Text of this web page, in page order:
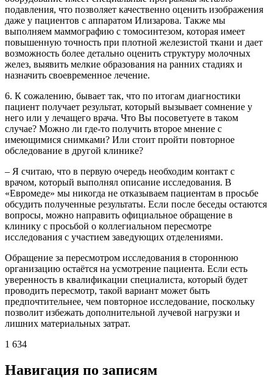
подавления, что позволяет качественно оценить изображения
даже у пациентов с аппаратом Илизарова. Также мы
выполняем маммографию с томосинтезом, которая имеет
повышенную точность при плотной железистой ткани и дает
возможность более детально оценить структуру молочных
желез, выявить мелкие образования на ранних стадиях и
назначить своевременное лечение.
6. К сожалению, бывает так, что по итогам диагностики
пациент получает результат, который вызывает сомнение у
него или у лечащего врача. Что Вы посоветуете в таком
случае? Можно ли где-то получить второе мнение с
имеющимися снимками? Или стоит пройти повторное
обследование в другой клинике?
– Я считаю, что в первую очередь необходим контакт с
врачом, который выполнял описание исследования. В
«Евромеде» мы никогда не отказываем пациентам в просьбе
обсудить полученные результаты. Если после беседы остаются
вопросы, можно направить официальное обращение в
клинику с просьбой о коллегиальном пересмотре
исследования с участием заведующих отделениями.
Обращение за пересмотром исследования в стороннюю
организацию остаётся на усмотрение пациента. Если есть
уверенность в квалификации специалиста, который будет
проводить пересмотр, такой вариант может быть
предпочтительнее, чем повторное исследование, поскольку
позволит избежать дополнительной лучевой нагрузки и
лишних материальных затрат.
1 634
Навигация по записям